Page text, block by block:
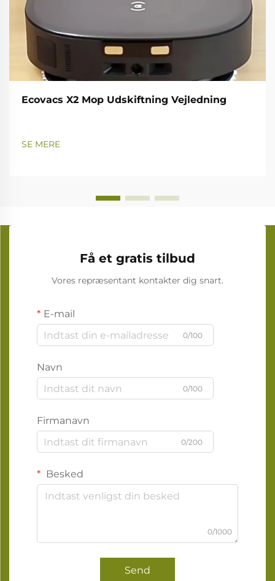
Ecovacs X2 Mop Udskiftning Vejledning
SE MERE
Få et gratis tilbud
Vores repræsentant kontakter dig snart.
E-mail
0/100
Navn
0/100
Firmanavn
0/200
Besked
0/1000
Send